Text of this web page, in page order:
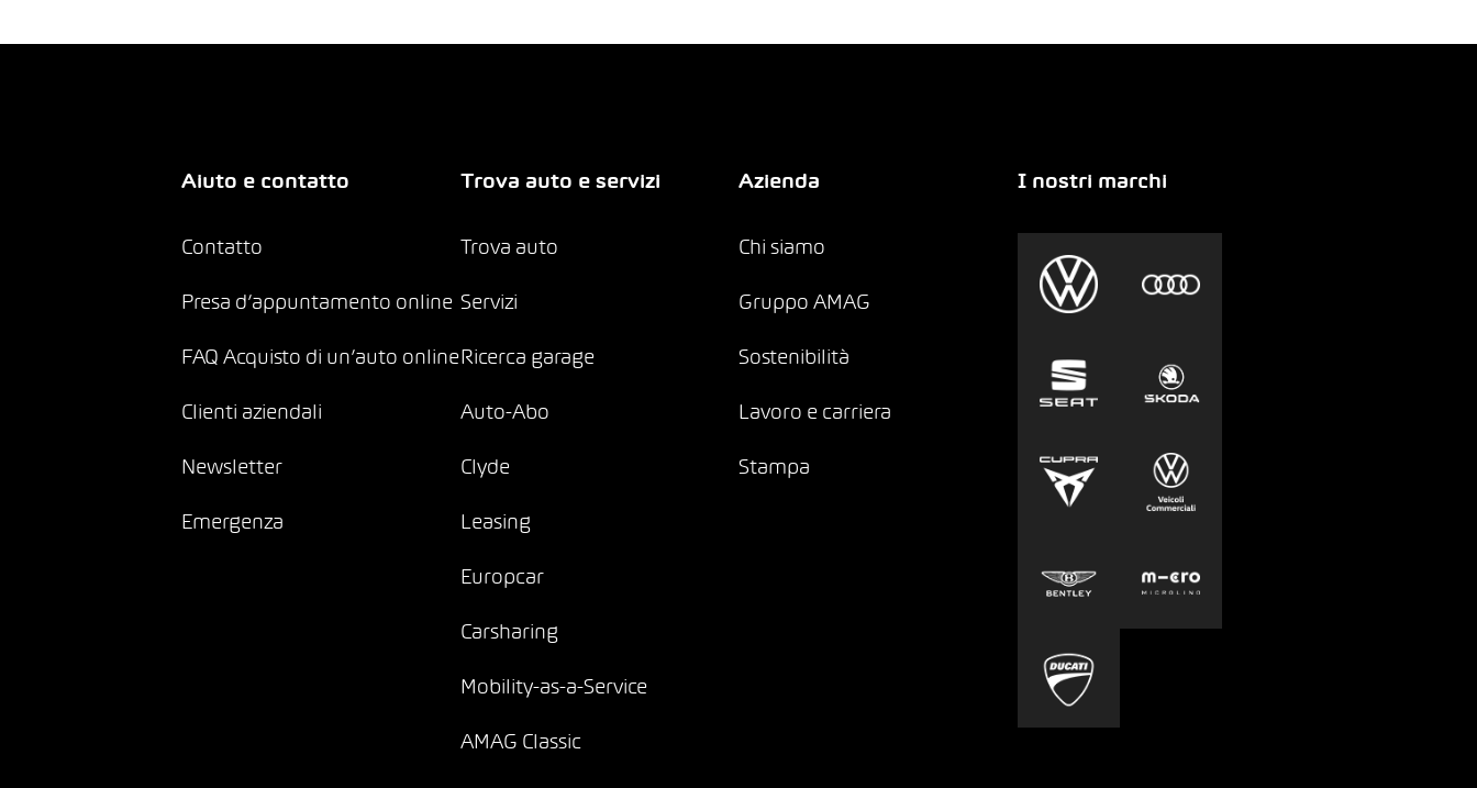
Aiuto e contatto
Contatto
Presa d’appuntamento online
FAQ Acquisto di un’auto online
Clienti aziendali
Newsletter
Emergenza
Trova auto e servizi
Trova auto
Servizi
Ricerca garage
Auto-Abo
Clyde
Leasing
Europcar
Carsharing
Mobility-as-a-Service
AMAG Classic
Azienda
Chi siamo
Gruppo AMAG
Sostenibilità
Lavoro e carriera
Stampa
I nostri marchi